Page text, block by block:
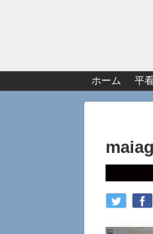
ホーム 平